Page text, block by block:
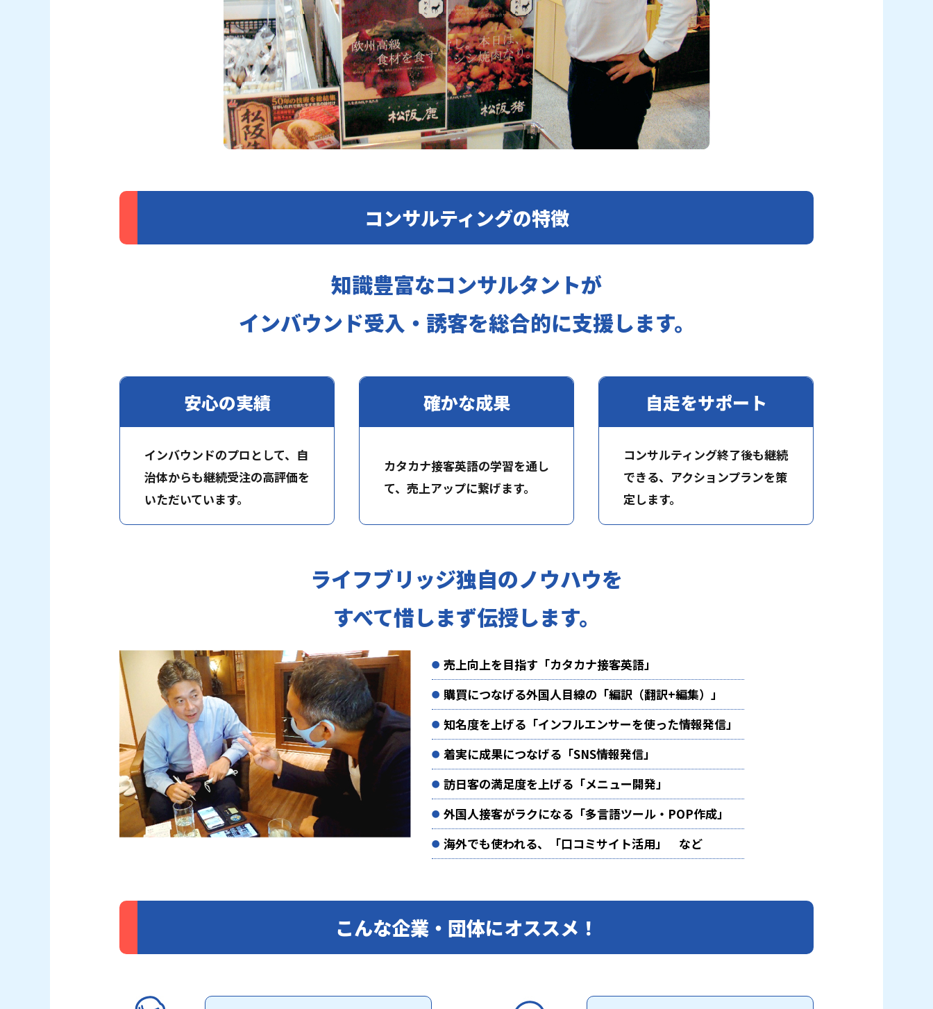
コンサルティングの特徴
知識豊富なコンサルタントが
インバウンド受入・誘客を総合的に支援します。
安心の実績
インバウンドのプロとして、自
治体からも継続受注の高評価を
いただいています。
確かな成果
カタカナ接客英語の学習を通し
て、売上アップに繋げます。
自走をサポート
コンサルティング終了後も継続
できる、アクションプランを策
定します。
ライフブリッジ独自のノウハウを
すべて惜しまず伝授します。
売上向上を目指す「カタカナ接客英語」
購買につなげる外国人目線の「編訳（翻訳+編集）」
知名度を上げる「インフルエンサーを使った情報発信」
着実に成果につなげる「SNS情報発信」
訪日客の満足度を上げる「メニュー開発」
外国人接客がラクになる「多言語ツール・POP作成」
海外でも使われる、「口コミサイト活用」 など
こんな企業・団体にオススメ！